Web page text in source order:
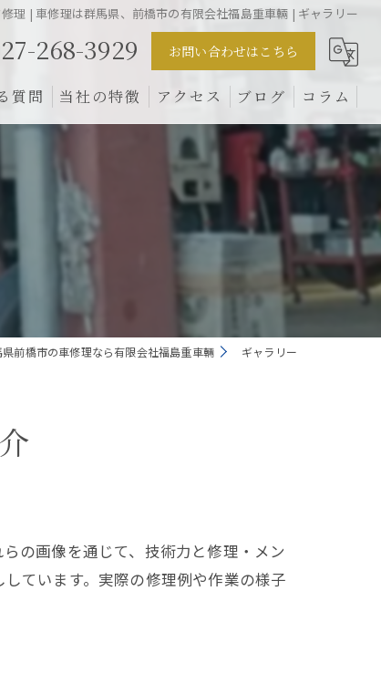
修理 | 車修理は群馬県、前橋市の有限会社福島重車輛 | ギャラリー
268-3929 お問い合わせはこちら
質問 当社の特徴
トラック
アクセス ブログ コラム
県前橋市の車修理なら有限会社福島重車輛 ギャラリー
の画像を通じて、技術力と修理・メン
ています。実際の修理例や作業の様子